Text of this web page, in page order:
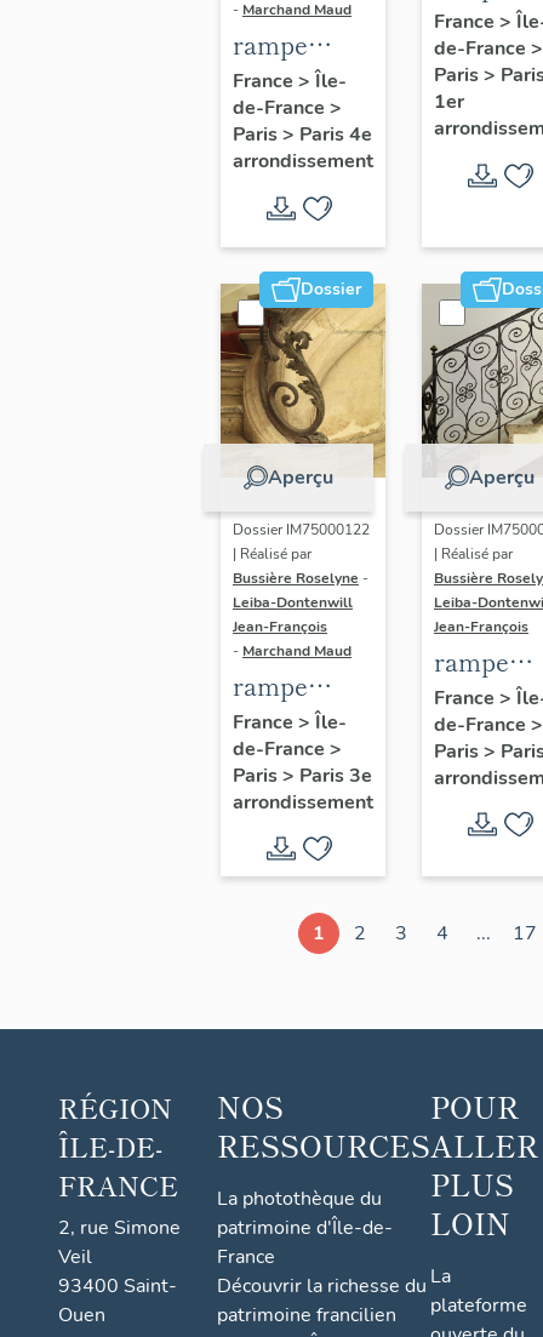
- Marchand Maud
rampe
d'appui,
escalier de
la maison à
cochère
dite hôtel
Charpentier
(non étudié)
France > Île-
de-France >
Paris> Paris 4e
arrondissement
d'appui,
escalier
la
porte
cochère
(non
France >
de-France >
Paris>
1er
Dossier
Aperçu
Dossier IM75000122
| Réalisé par
Bussière Roselyne -
Leiba-Dontenwill
Jean-François
- Marchand Maud
rampe
d'appui,
escalier de
la maison à
cochère
(non étudié)
France > Île-
de-France >
Paris> Paris 3e
arrondissement
Aperçu
Dossier
| Réalisé par
Bussière
Leiba-
Jean-François
rampe
d'appui,
escalier
la
cochère
(non
France >
de-France >
Paris>
1 2 3 4 ... 17
RÉGION
ÎLE-DE-
FRANCE
2, rue Simone
Veil
93400 Saint-
Ouen
NOS
RESSOURCES
La photothèque du
patrimoine d'Île-de-
France
Découvrir la richesse du
patrimoine francilien
POUR
ALLER
PLUS
LOIN
La
plateforme